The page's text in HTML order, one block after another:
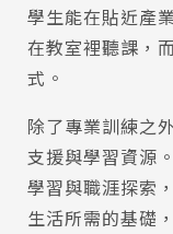
學生能在貼近產
在教室裡聽課，
式。
除了專業訓練之
支援與學習資源
學習與職涯探索
生活所需的基礎